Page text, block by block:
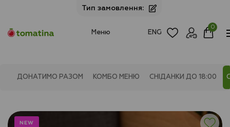
Тип замовлення:
Меню ENG
0
ДОНАТИМО РАЗОМ КОМБО МЕНЮ СНІДАНКИ ДО 18:00
NEW